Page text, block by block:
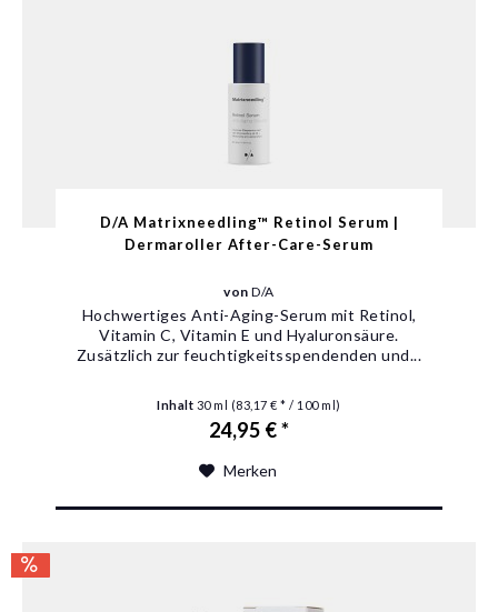
D/A Matrixneedling™ Retinol Serum |
Dermaroller After-Care-Serum
vonD/A
Hochwertiges Anti-Aging-Serum mit Retinol,
Vitamin C, Vitamin E und Hyaluronsäure.
Zusätzlich zur feuchtigkeitsspendenden und...
Inhalt 30 ml (83,17 € * / 100 ml)
24,95 € *
Merken